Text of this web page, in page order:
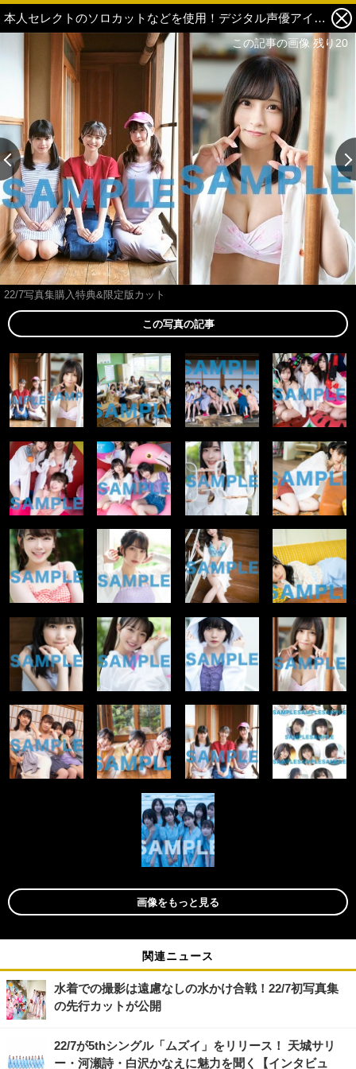
本人セレクトのソロカットなどを使用！デジタル声優アイドルグループ22/7写真集の特典情報が解禁 1枚目の写真・画像
22/7写真集購入特典&限定版カット
この写真の記事
画像をもっと見る
関連ニュース
水着での撮影は遠慮なしの水かけ合戦！22/7初写真集
の先行カットが公開
22/7が5thシングル「ムズイ」をリリース！ 天城サリ
ー・河瀬詩・白沢かなえに魅力を聞く【インタビュ
この記事の画像 残り20